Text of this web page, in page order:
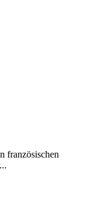
französischen